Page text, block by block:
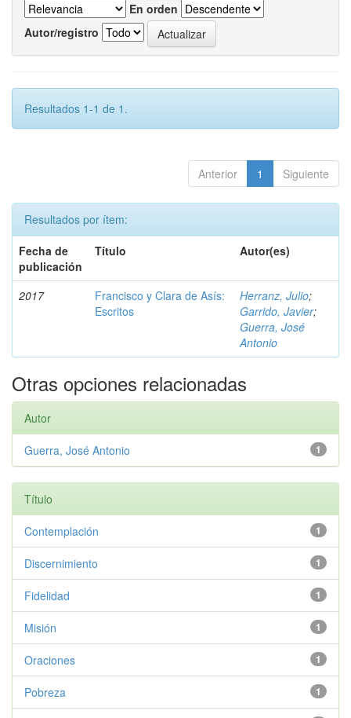
En orden
Autor/registro
Resultados 1-1 de 1.
Anterior 1 Siguiente
Resultados por ítem:
Fecha de
publicación
Título Autor(es)
2017
Francisco y Clara de Asís:
Escritos
Herranz, Julio;
Garrido, Javier;
Guerra, José
Antonio
Otras opciones relacionadas
Autor
1
Guerra, José Antonio
Título
1
Contemplación
1
Discernimiento
1
Fidelidad
1
Misión
1
Oraciones
1
Pobreza